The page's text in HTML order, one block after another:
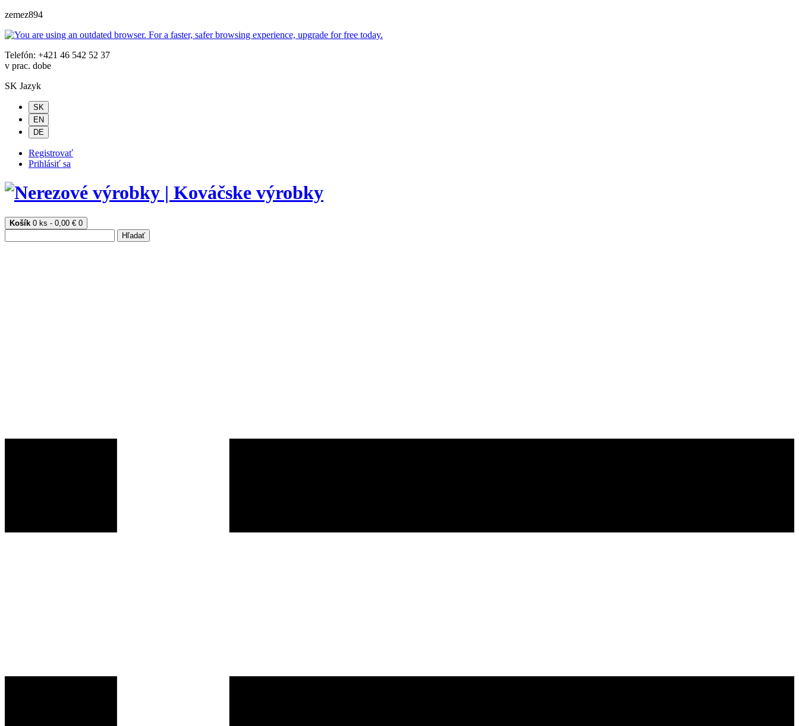
zemez894
Telefón: +421 46 542 52 37
v prac. dobe
SK Jazyk
SK
EN
DE
Registrovať
Prihlásiť sa
Košík 0 ks - 0,00 € 0
Hľadať